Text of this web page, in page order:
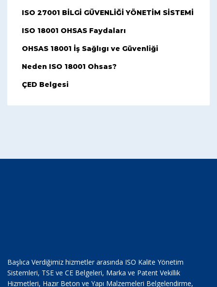
ISO 27001 BİLGİ GÜVENLİĞİ YÖNETİM SİSTEMİ
ISO 18001 OHSAS Faydaları
OHSAS 18001 İş Sağlıgı ve Güvenliği
Neden ISO 18001 Ohsas?
ÇED Belgesi
Başlıca Verdiğimiz hizmetler arasında ISO Kalite Yönetim
Sistemleri, TSE ve CE Belgeleri, Marka ve Patent Vekillik
Hizmetleri, Hazır Beton ve Yapı Malzemeleri Belgelendirme,